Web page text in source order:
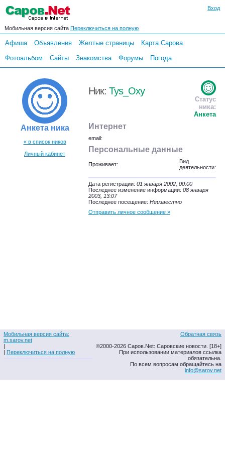
Вход
Мобильная версия сайта Переключиться на полную
Афиша Объявления Желтые страницы
Карта Сарова
Фотоальбом
Сайты Знакомства Форумы Погода
Анкета ника
« в список ников
Личный кабинет
Ник: Tys_Oxy
Статус
ника:
Анкета
Интернет
email:
Персональные данные
Проживает:
Вид
деятельности:
Дата регистрации: 01 января 2002, 00:00
Последнее изменение информации: 08 января
2003, 13:07
Последнее посещение: Неизвестно
Отправить личное сообщение »
Мобильная версия сайта:
m.sarov.net
|
| Переключиться на полную
Обратная связь
©2000-2026 Саров.Net: Саровские новости. [18+]
При использовании материалов ссылка
обязательна.
По всем вопросам обращайтесь на
info@sarov.net